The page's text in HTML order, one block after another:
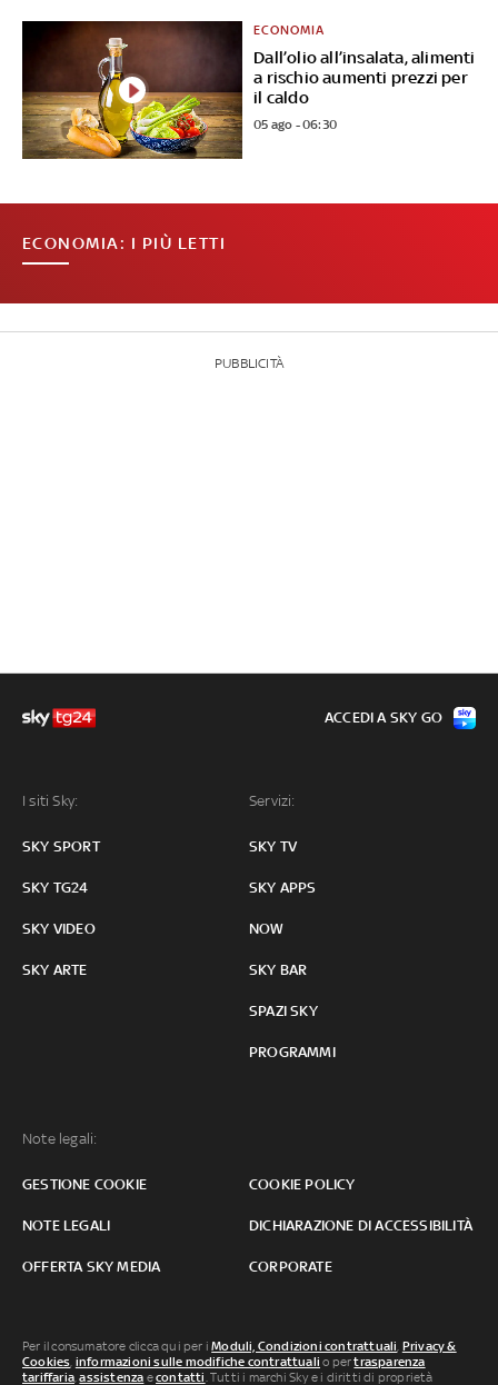
Dall’olio all’insalata, alimenti
a rischio aumenti prezzi per
il caldo
ECONOMIA
05 ago - 06:30
ECONOMIA: I PIÙ LETTI
PUBBLICITÀ
I siti Sky:
SKY SPORT
SKY TG24
SKY VIDEO
SKY ARTE
Servizi:
SKY TV
SKY APPS
NOW
SKY BAR
SPAZI SKY
PROGRAMMI
Note legali:
GESTIONE COOKIE COOKIE POLICY
NOTE LEGALI DICHIARAZIONE DI ACCESSIBILITÀ
OFFERTA SKY MEDIA CORPORATE
ACCEDI A SKY GO
Per il consumatore clicca qui per iModuli, Condizioni contrattuali, Privacy &
Cookies, informazioni sulle modifiche contrattuali o pertrasparenza
tariffaria,assistenza econtatti. Tutti i marchi Sky e i diritti di proprietà